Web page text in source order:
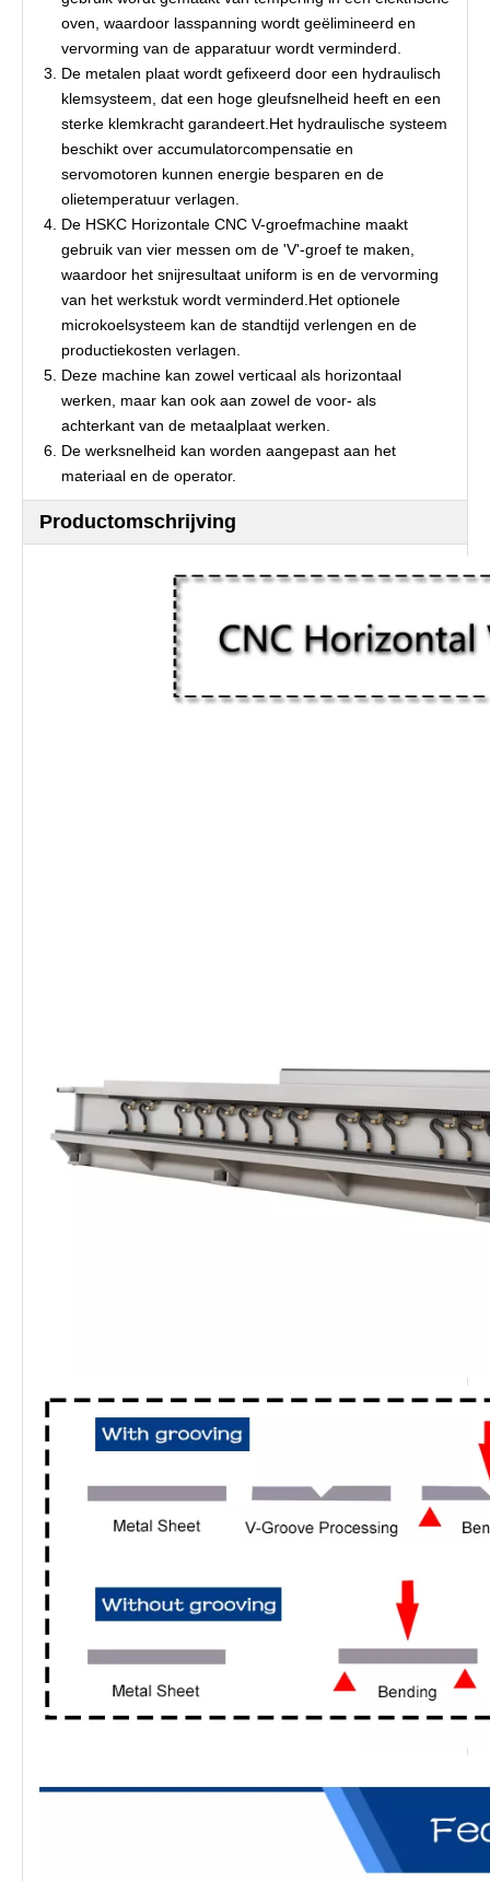
oven, waardoor lasspanning wordt geëlimineerd en
vervorming van de apparatuur wordt verminderd.
De metalen plaat wordt gefixeerd door een hydraulisch
klemsysteem, dat een hoge gleufsnelheid heeft en een
sterke klemkracht garandeert.Het hydraulische systeem
beschikt over accumulatorcompensatie en
servomotoren kunnen energie besparen en de
olietemperatuur verlagen.
De HSKC Horizontale CNC V-groefmachine maakt
gebruik van vier messen om de 'V'-groef te maken,
waardoor het snijresultaat uniform is en de vervorming
van het werkstuk wordt verminderd.Het optionele
microkoelsysteem kan de standtijd verlengen en de
productiekosten verlagen.
Deze machine kan zowel verticaal als horizontaal
werken, maar kan ook aan zowel de voor- als
achterkant van de metaalplaat werken.
De werksnelheid kan worden aangepast aan het
materiaal en de operator.
Productomschrijving